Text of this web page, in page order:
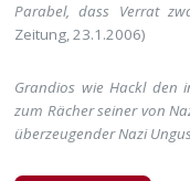
Parabel, dass Verrat
Zeitung, 23.1.2006)
Grandios wie Hackl den
zum Rächer seiner von
überzeugender Nazi